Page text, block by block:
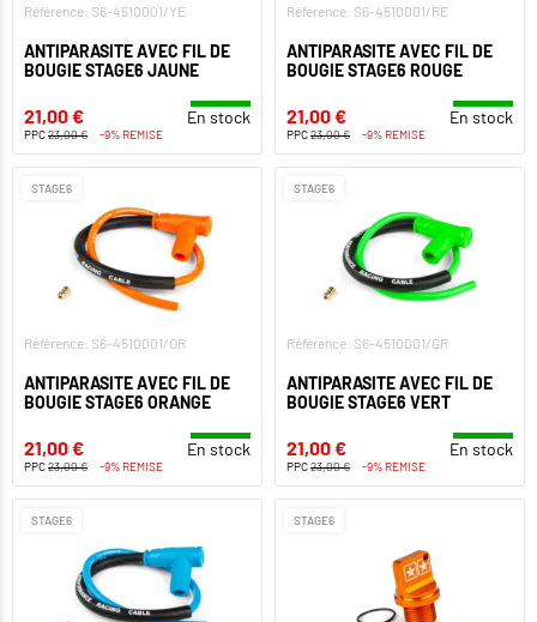
Référence: S6-4510001/YE
ANTIPARASITE AVEC FIL DE
BOUGIE STAGE6 JAUNE
21,00 € En stock
PPC23,00 € -9% REMISE
Référence: S6-4510001/RE
ANTIPARASITE AVEC FIL DE
BOUGIE STAGE6 ROUGE
21,00 € En stock
PPC23,00 € -9% REMISE
STAGE6
Référence: S6-4510001/OR
ANTIPARASITE AVEC FIL DE
BOUGIE STAGE6 ORANGE
21,00 € En stock
PPC23,00 € -9% REMISE
STAGE6
Référence: S6-4510001/GR
ANTIPARASITE AVEC FIL DE
BOUGIE STAGE6 VERT
21,00 € En stock
PPC23,00 € -9% REMISE
STAGE6 STAGE6